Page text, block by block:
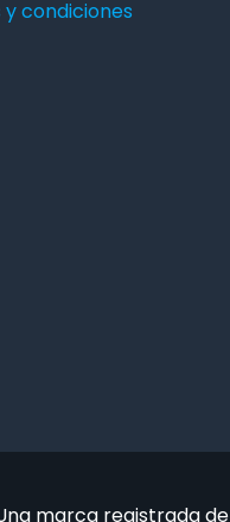
condiciones
marca registrada de